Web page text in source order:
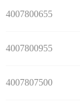
4007800655
4007800955
4007807500